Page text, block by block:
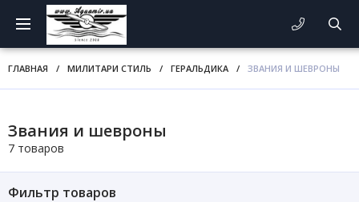
ГЛАВНАЯ / МИЛИТАРИ СТИЛЬ / ГЕРАЛЬДИКА / ЗВАНИЯ И ШЕВРОНЫ
Звания и шевроны
7 товаров
Фильтр товаров